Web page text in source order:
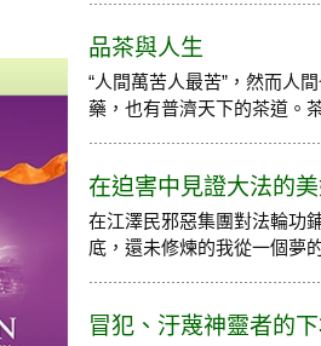
品茶與人生
“人間萬苦人最苦”，然而人
藥，也有普濟天下的茶道。
在迫害中見證大法的
在江澤民邪惡集團對法輪功
底，還未修煉的我從一個夢
冒犯、汙蔑神靈者的